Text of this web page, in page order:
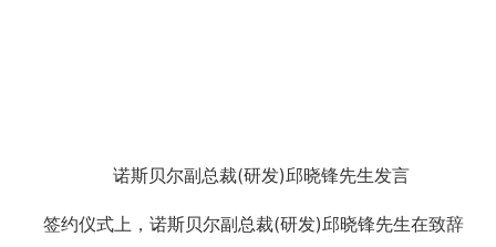
诺斯贝尔副总裁(研发)邱晓锋先生发言
签约仪式上，诺斯贝尔副总裁(研发)邱晓锋先生在致辞